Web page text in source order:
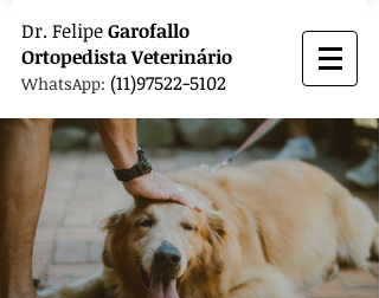
Dr. FelipeGarofallo
OrtopedistaVeterinário
WhatsApp: (11)97522-5102